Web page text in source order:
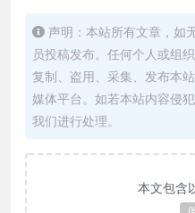
声明：本站所有文章，如
员投稿发布。任何个人或组
复制、盗用、采集、发布本
媒体平台。如若本站内容侵
我们进行处理。
本文包含